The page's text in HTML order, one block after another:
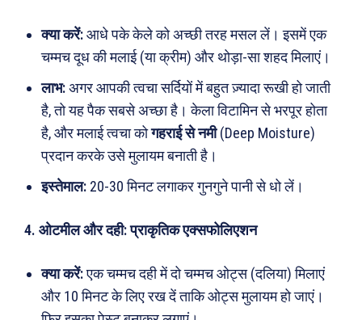
ख़बरें पूरब विशेष
क्या करें:आधे पके केले को अच्छी तरह मसल लें। इसमें एक
चम्मच दूध की मलाई (या क्रीम) और थोड़ा-सा शहद मिलाएं।
लाभ:अगर आपकी त्वचा सर्दियों में बहुत ज़्यादा रूखी हो जाती
है, तो यह पैक सबसे अच्छा है। केला विटामिन से भरपूर होता
है, और मलाई त्वचा कोगहराई से नमी(Deep Moisture)
प्रदान करके उसे मुलायम बनाती है।
इस्तेमाल: 20-30 मिनट लगाकर गुनगुने पानी से धो लें।
4. ओटमील और दही: प्राकृतिक एक्सफोलिएशन
क्या करें:एक चम्मच दही में दो चम्मच ओट्स (दलिया) मिलाएं
और 10 मिनट के लिए रख दें ताकि ओट्स मुलायम हो जाएं।